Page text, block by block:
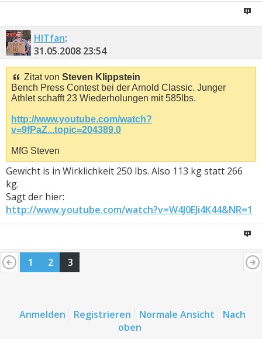
HITfan:
31.05.2008 23:54
Zitat von Steven Klippstein
Bench Press Contest bei der Arnold Classic. Junger
Athlet schafft 23 Wiederholungen mit 585lbs.
http://www.youtube.com/watch?
v=9fPaZ...topic=204389.0
MfG Steven
Gewicht is in Wirklichkeit 250 lbs. Also 113 kg statt 266
kg.
Sagt der hier:
http://www.youtube.com/watch?v=W4J0EJi4K44&NR=1
1 2 3
Anmelden Registrieren Normale Ansicht
Nach
oben